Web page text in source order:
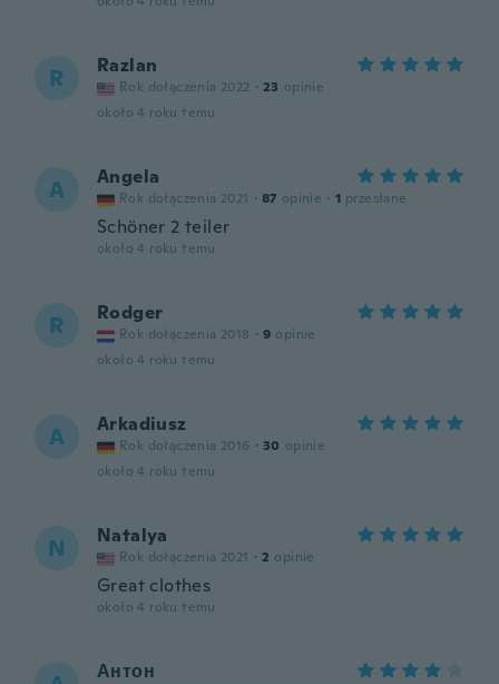
R Razlan
Rok dołączenia 2022 · 23 opinie
około 4 roku temu
A Angela
Rok dołączenia 2021 · 87 opinie · 1 przesłane
Schöner 2 teiler
około 4 roku temu
R Rodger
Rok dołączenia 2018 · 9 opinie
około 4 roku temu
A Arkadiusz
Rok dołączenia 2016 · 30 opinie
około 4 roku temu
N Natalya
Rok dołączenia 2021 · 2 opinie
Great clothes
około 4 roku temu
Антон